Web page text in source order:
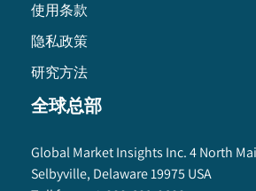
使用条款
隐私政策
研究方法
全球总部
Global Market Insights Inc. 4 North
Selbyville, Delaware 19975 USA